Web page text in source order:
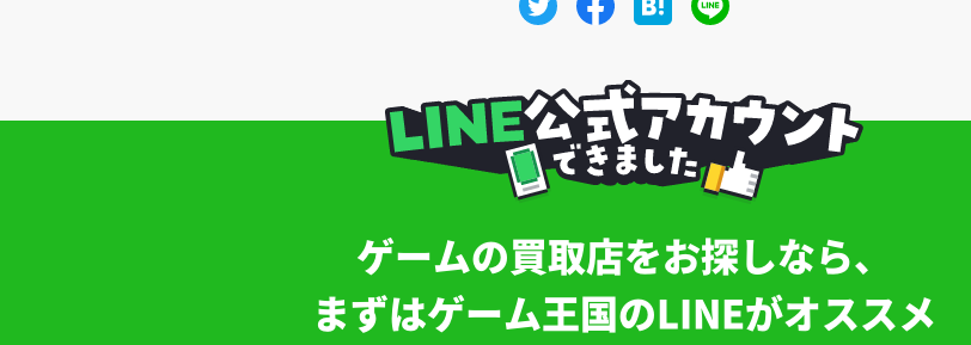
ゲームの買取店をお探しなら、
まずはゲーム王国のLINEがオススメ